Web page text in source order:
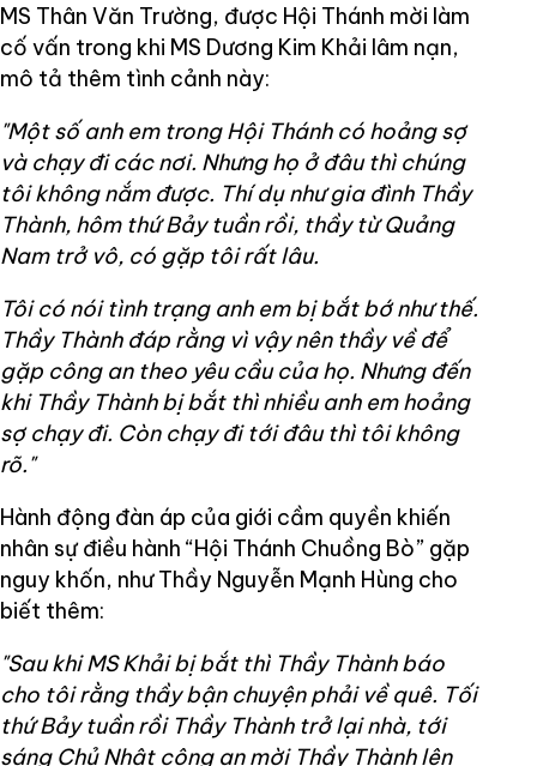
MS Thân Văn Trường, được Hội Thánh mời làm
cố vấn trong khi MS Dương Kim Khải lâm nạn,
mô tả thêm tình cảnh này:
"Một số anh em trong Hội Thánh có hoảng sợ
và chạy đi các nơi. Nhưng họ ở đâu thì chúng
tôi không nắm được. Thí dụ như gia đình Thầy
Thành, hôm thứ Bảy tuần rồi, thầy từ Quảng
Nam trở vô, có gặp tôi rất lâu.
Tôi có nói tình trạng anh em bị bắt bớ như thế.
Thầy Thành đáp rằng vì vậy nên thầy về để
gặp công an theo yêu cầu của họ. Nhưng đến
khi Thầy Thành bị bắt thì nhiều anh em hoảng
sợ chạy đi. Còn chạy đi tới đâu thì tôi không
rõ."
Hành động đàn áp của giới cầm quyền khiến
nhân sự điều hành “Hội Thánh Chuồng Bò” gặp
nguy khốn, như Thầy Nguyễn Mạnh Hùng cho
biết thêm:
"Sau khi MS Khải bị bắt thì Thầy Thành báo
cho tôi rằng thầy bận chuyện phải về quê. Tối
thứ Bảy tuần rồi Thầy Thành trở lại nhà, tới
sáng Chủ Nhật công an mời Thầy Thành lên